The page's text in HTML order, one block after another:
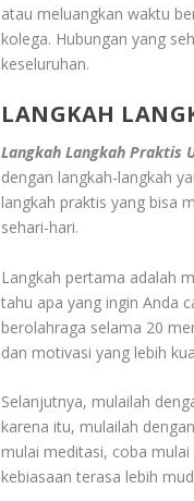
atau meluangkan waktu
kolega. Hubungan yang
keseluruhan.
LANGKAH
Langkah Langkah Praktis
dengan langkah-langkah
langkah praktis yang bisa
sehari-hari.
Langkah pertama adalah
tahu apa yang ingin Anda
berolahraga selama 20
dan motivasi yang lebih
Selanjutnya, mulailah
karena itu, mulailah
mulai meditasi, coba
kebiasaan terasa lebih